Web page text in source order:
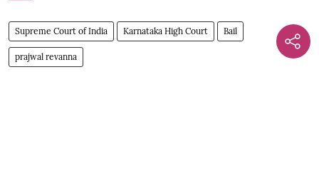
Supreme Court of India Karnataka High Court Bail
prajwal revanna